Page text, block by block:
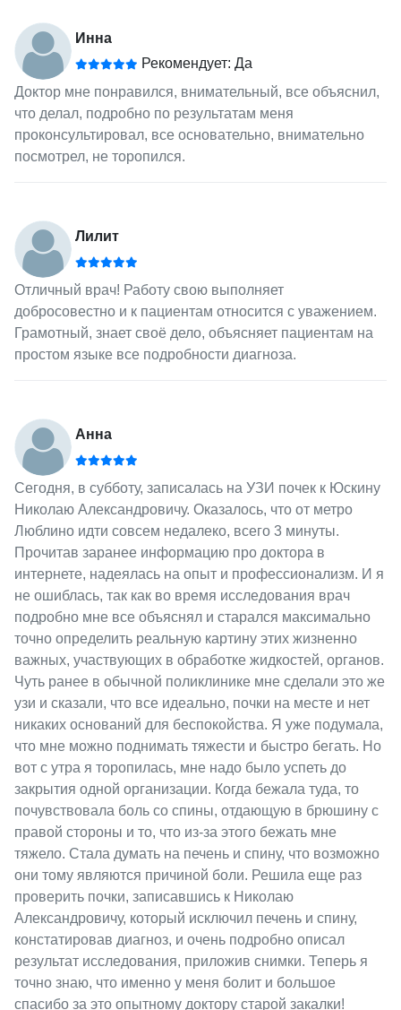
Инна
Рекомендует: Да
Доктор мне понравился, внимательный, все объяснил,
что делал, подробно по результатам меня
проконсультировал, все основательно, внимательно
посмотрел, не торопился.
Лилит
Отличный врач! Работу свою выполняет
добросовестно и к пациентам относится с уважением.
Грамотный, знает своё дело, объясняет пациентам на
простом языке все подробности диагноза.
Анна
Сегодня, в субботу, записалась на УЗИ почек к Юскину
Николаю Александровичу. Оказалось, что от метро
Люблино идти совсем недалеко, всего 3 минуты.
Прочитав заранее информацию про доктора в
интернете, надеялась на опыт и профессионализм. И я
не ошиблась, так как во время исследования врач
подробно мне все объяснял и старался максимально
точно определить реальную картину этих жизненно
важных, участвующих в обработке жидкостей, органов.
Чуть ранее в обычной поликлинике мне сделали это же
узи и сказали, что все идеально, почки на месте и нет
никаких оснований для беспокойства. Я уже подумала,
что мне можно поднимать тяжести и быстро бегать. Но
вот с утра я торопилась, мне надо было успеть до
закрытия одной организации. Когда бежала туда, то
почувствовала боль со спины, отдающую в брюшину с
правой стороны и то, что из-за этого бежать мне
тяжело. Стала думать на печень и спину, что возможно
они тому являются причиной боли. Решила еще раз
проверить почки, записавшись к Николаю
Александровичу, который исключил печень и спину,
констатировав диагноз, и очень подробно описал
результат исследования, приложив снимки. Теперь я
точно знаю, что именно у меня болит и большое
спасибо за это опытному доктору старой закалки!